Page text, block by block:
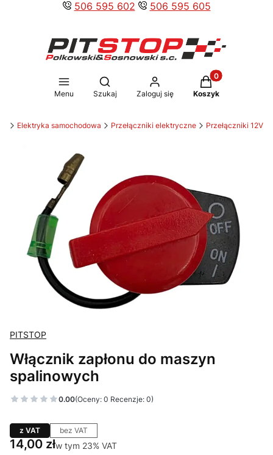
506 595 602 506 595 605
Menu
Otwórz wyszukiwarkę
Szukaj Zaloguj się
Produkty w
Koszyk
Elektryka samochodowa Przełączniki elektryczne Przełączniki 12V
PITSTOP
Włącznik zapłonu do maszyn
spalinowych
0.00(Oceny: 0 Recenzje: 0)
z VAT bez VAT
Cena
14,00 złw tym 23% VAT
w tym 23% VAT